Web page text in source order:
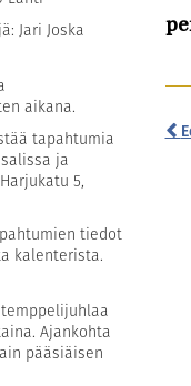
Jari Joska
aikana.
tapahtumia
ja
5,
tiedot
kalenterista.
Ajankohta
pääsiäisen